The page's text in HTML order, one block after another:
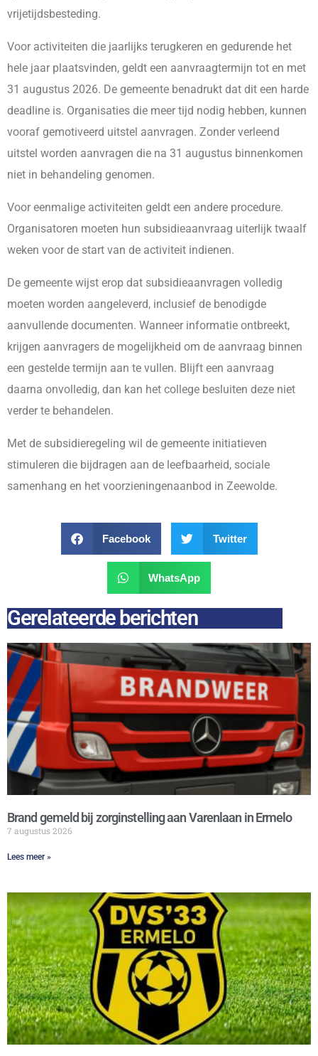
vrijetijdsbesteding.
Voor activiteiten die jaarlijks terugkeren en gedurende het
hele jaar plaatsvinden, geldt een aanvraagtermijn tot en met
31 augustus 2026. De gemeente benadrukt dat dit een harde
deadline is. Organisaties die meer tijd nodig hebben, kunnen
vooraf gemotiveerd uitstel aanvragen. Zonder verleend
uitstel worden aanvragen die na 31 augustus binnenkomen
niet in behandeling genomen.
Voor eenmalige activiteiten geldt een andere procedure.
Organisatoren moeten hun subsidieaanvraag uiterlijk twaalf
weken voor de start van de activiteit indienen.
De gemeente wijst erop dat subsidieaanvragen volledig
moeten worden aangeleverd, inclusief de benodigde
aanvullende documenten. Wanneer informatie ontbreekt,
krijgen aanvragers de mogelijkheid om de aanvraag binnen
een gestelde termijn aan te vullen. Blijft een aanvraag
daarna onvolledig, dan kan het college besluiten deze niet
verder te behandelen.
Met de subsidieregeling wil de gemeente initiatieven
stimuleren die bijdragen aan de leefbaarheid, sociale
samenhang en het voorzieningenaanbod in Zeewolde.
Facebook Twitter
WhatsApp
Gerelateerde berichten
Brand gemeld bij zorginstelling aan Varenlaan in Ermelo
7 augustus 2026
Lees meer »